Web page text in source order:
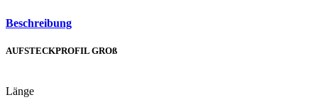
Beschreibung
AUFSTECKPROFIL GROß
Länge